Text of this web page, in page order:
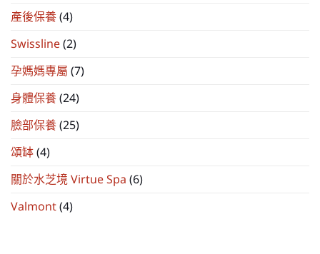
產後保養(4)
Swissline(2)
孕媽媽專屬 (7)
身體保養(24)
臉部保養(25)
頌缽(4)
關於水芝境 Virtue Spa (6)
Valmont(4)